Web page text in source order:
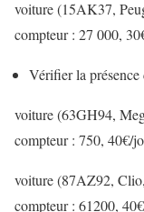
voiture (15AK37,
compteur : 27 000,
Vérifier la présence
voiture (63GH94,
compteur : 750, 40€/
voiture (87AZ92,
compteur : 61200,